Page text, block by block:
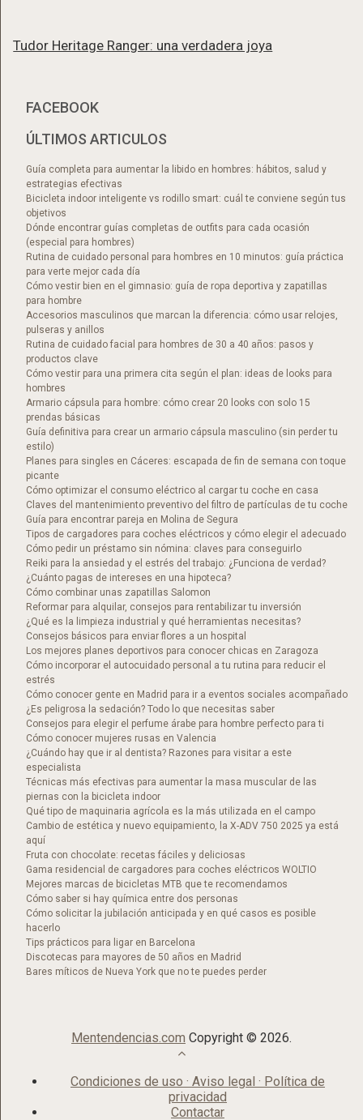
Tudor Heritage Ranger: una verdadera joya
FACEBOOK
ÚLTIMOS ARTICULOS
Guía completa para aumentar la libido en hombres: hábitos, salud y
estrategias efectivas
Bicicleta indoor inteligente vs rodillo smart: cuál te conviene según tus
objetivos
Dónde encontrar guías completas de outfits para cada ocasión
(especial para hombres)
Rutina de cuidado personal para hombres en 10 minutos: guía práctica
para verte mejor cada día
Cómo vestir bien en el gimnasio: guía de ropa deportiva y zapatillas
para hombre
Accesorios masculinos que marcan la diferencia: cómo usar relojes,
pulseras y anillos
Rutina de cuidado facial para hombres de 30 a 40 años: pasos y
productos clave
Cómo vestir para una primera cita según el plan: ideas de looks para
hombres
Armario cápsula para hombre: cómo crear 20 looks con solo 15
prendas básicas
Guía definitiva para crear un armario cápsula masculino (sin perder tu
estilo)
Planes para singles en Cáceres: escapada de fin de semana con toque
picante
Cómo optimizar el consumo eléctrico al cargar tu coche en casa
Claves del mantenimiento preventivo del filtro de partículas de tu coche
Guía para encontrar pareja en Molina de Segura
Tipos de cargadores para coches eléctricos y cómo elegir el adecuado
Cómo pedir un préstamo sin nómina: claves para conseguirlo
Reiki para la ansiedad y el estrés del trabajo: ¿Funciona de verdad?
¿Cuánto pagas de intereses en una hipoteca?
Cómo combinar unas zapatillas Salomon​
Reformar para alquilar, consejos para rentabilizar tu inversión
¿Qué es la limpieza industrial y qué herramientas necesitas?
Consejos básicos para enviar flores a un hospital
Los mejores planes deportivos para conocer chicas en Zaragoza
Cómo incorporar el autocuidado personal a tu rutina para reducir el
estrés
Cómo conocer gente en Madrid para ir a eventos sociales acompañado
¿Es peligrosa la sedación? Todo lo que necesitas saber
Consejos para elegir el perfume árabe para hombre perfecto para ti
Cómo conocer mujeres rusas en Valencia
¿Cuándo hay que ir al dentista? Razones para visitar a este
especialista
Técnicas más efectivas para aumentar la masa muscular de las
piernas con la bicicleta indoor
Qué tipo de maquinaria agrícola es la más utilizada en el campo
Cambio de estética y nuevo equipamiento, la X-ADV 750 2025 ya está
aquí
Fruta con chocolate: recetas fáciles y deliciosas
Gama residencial de cargadores para coches eléctricos WOLTIO
Mejores marcas de bicicletas MTB que te recomendamos
Cómo saber si hay química entre dos personas
Cómo solicitar la jubilación anticipada y en qué casos es posible
hacerlo
Tips prácticos para ligar en Barcelona
Discotecas para mayores de 50 años en Madrid​
Bares míticos de Nueva York que no te puedes perder
Mentendencias.com Copyright © 2026.
Condiciones de uso · Aviso legal · Política de
privacidad
Contactar